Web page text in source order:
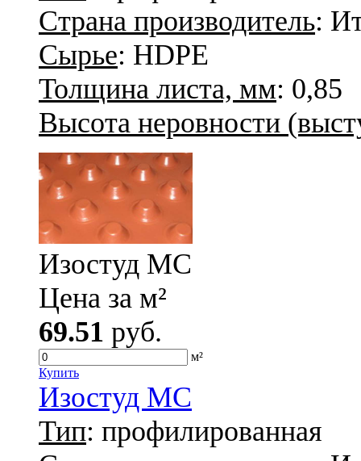
Страна производитель:
Сырье: HDPE
Толщина листа, мм: 0,85
Высота неровности
Изостуд МС
Цена за м²
69.51 руб.
м²
Купить
Изостуд МС
Тип: профилированная